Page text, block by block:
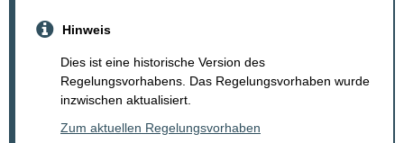
Hinweis
Dies ist eine historische Version des
Regelungsvorhabens. Das Regelungsvorhaben wurde
inzwischen aktualisiert.
Zum aktuellen Regelungsvorhaben